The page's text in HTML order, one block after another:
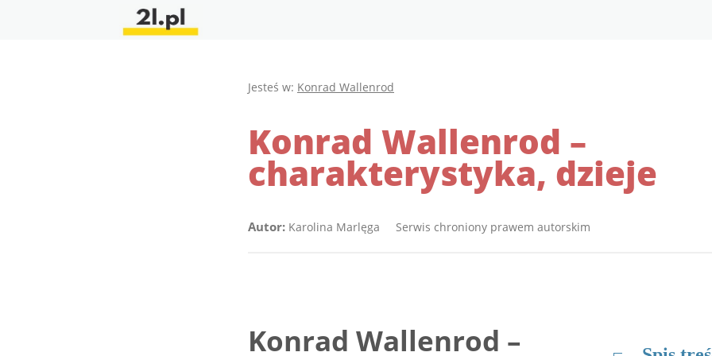
Jesteś w: Konrad Wallenrod
Konrad Wallenrod –
charakterystyka, dzieje
Autor: Karolina Marlęga Serwis chroniony prawem autorskim
Konrad Wallenrod –